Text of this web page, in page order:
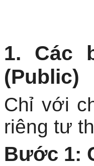
1. Các
(Public)
Chỉ với
riêng tư
Bước 1: